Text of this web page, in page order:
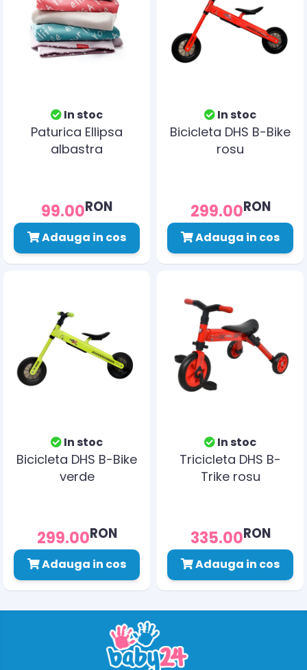
In stoc
Paturica Ellipsa
albastra
99.00RON
Adauga in cos
In stoc
Bicicleta DHS B-Bike
rosu
299.00RON
Adauga in cos
In stoc
Bicicleta DHS B-Bike
verde
299.00RON
Adauga in cos
In stoc
Tricicleta DHS B-
Trike rosu
335.00RON
Adauga in cos